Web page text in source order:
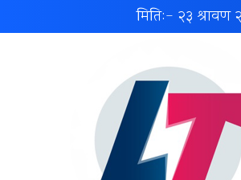
मिति:- २३ श्रावण